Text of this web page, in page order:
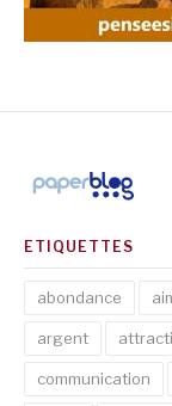
ETIQUETTES
abondance
argent
communication